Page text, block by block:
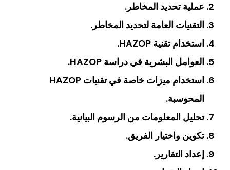
‏عملية تحديد المخاطر‏.
‏التقنيات العامة لتحديد المخاطر‏.
‏استخدام تقنية HAZOP‏.
‏العوامل البشرية في دراسة HAZOP‏.
‏استخدام ميزات خاصة في تقنيات HAZOP
المحوسبة‏.
‏تحليل المعلومات من الرسوم البيانية.
تكوين واختيار الفريق‏.
‏إعداد التقارير‏.